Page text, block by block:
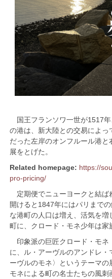
国王フランソワ一世が1517
の港は、新大陸との交易によ
だった左岸のオンフルール港
展をとげた。
Related homepage: https://
pro-pricing/
定期便でニューヨークと結ば
開けると1847年にはパリまで
な港町の人口は増え、活気を
町に、クロード・モネ少年は家
印象派の巨匠クロード・モネ
に、ル・アーヴルのアンドレ
ーヴルのモネ〉というテーマ
モネによる町の名士たちの風